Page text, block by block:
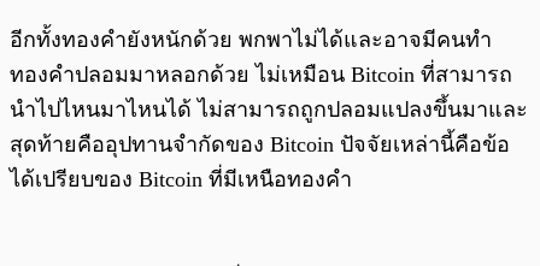
อีกทั้งทองคำยังหนักด้วย พกพาไม่ได้และอาจมีคนทำ
ทองคำปลอมมาหลอกด้วย ไม่เหมือน Bitcoin ที่สามารถ
นำไปไหนมาไหนได้ ไม่สามารถถูกปลอมแปลงขึ้นมาและ
สุดท้ายคืออุปทานจำกัดของ Bitcoin ปัจจัยเหล่านี้คือข้อ
ได้เปรียบของ Bitcoin ที่มีเหนือทองคำ